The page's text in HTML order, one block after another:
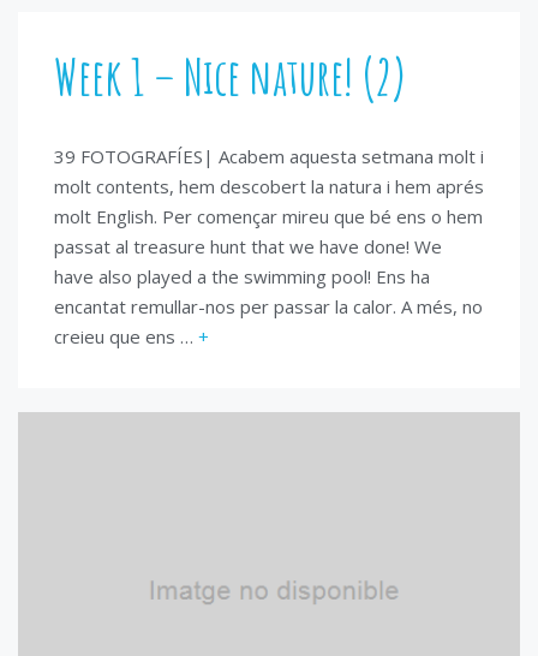
Week 1 – Nice nature! (2)
39 FOTOGRAFÍES| Acabem aquesta setmana molt i
molt contents, hem descobert la natura i hem aprés
molt English. Per començar mireu que bé ens o hem
passat al treasure hunt that we have done! We
have also played a the swimming pool! Ens ha
encantat remullar-nos per passar la calor. A més, no
creieu que ens … +